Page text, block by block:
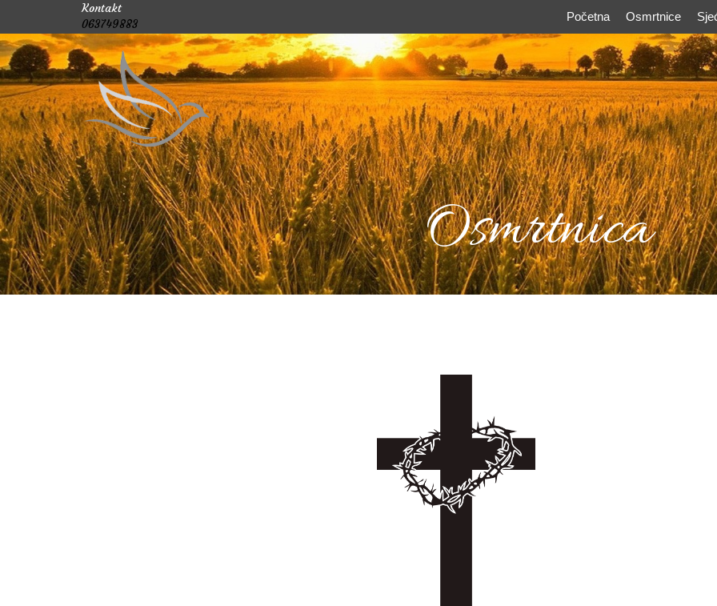
Kontakt
063749883
Početna Osmrtnice
Osmrtnica